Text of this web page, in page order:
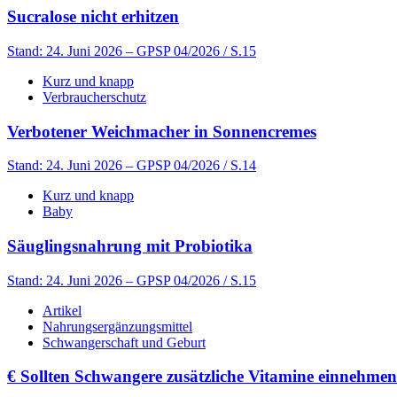
Sucralose nicht erhitzen
Stand: 24. Juni 2026 – GPSP 04/2026 / S.15
Kurz und knapp
Verbraucherschutz
Verbotener Weichmacher in Sonnencremes
Stand: 24. Juni 2026 – GPSP 04/2026 / S.14
Kurz und knapp
Baby
Säuglingsnahrung mit Probiotika
Stand: 24. Juni 2026 – GPSP 04/2026 / S.15
Artikel
Nahrungsergänzungsmittel
Schwangerschaft und Geburt
€ Sollten Schwangere zusätzliche Vitamine